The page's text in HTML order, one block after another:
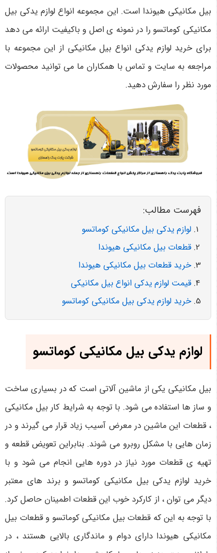
بیل مکانیکی هیوندا است. این مجموعه انواع لوازم یدکی بیل
مکانیکی کوماتسو را در نمونه ی اصل و باکیفیت ارائه می دهد
برای خرید لوازم یدکی انواع بیل مکانیکی از این مجموعه با
مراجعه به سایت و تماس با همکاران ما می توانید محصولات
مورد نظر را سفارش دهید.
فهرست مطالب:
لوازم یدکی بیل مکانیکی کوماتسو
قطعات بیل مکانیکی هیوندا
خرید قطعات بیل مکانیکی هیوندا
قیمت لوازم یدکی انواع بیل مکانیکی
خرید لوازم یدکی بیل مکانیکی کوماتسو
لوازم یدکی بیل مکانیکی کوماتسو
بیل مکانیکی یکی از ماشین آلاتی است که در بسیاری ساخت
و ساز ها استفاده می شود. با توجه به شرایط کار بیل مکانیکی
، قطعات این ماشین در معرض آسیب زیاد قرار می گیرند و در
زمان هایی با مشکل روبرو می شوند. بنابراین تعویض قطعه و
تهیه ی قطعات مورد نیاز در دوره هایی انجام می شود و با
خرید لوازم یدکی بیل مکانیکی کوماتسو و برند های معتبر
دیگر می توان ، از کارکرد خوب این قطعات اطمینان حاصل کرد.
با توجه به این که قطعات بیل مکانیکی کوماتسو و قطعات بیل
مکانیکی هیوندا دارای دوام و ماندگاری بالایی هستند ، در